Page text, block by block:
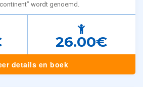
wordt genoemd.
26.00€
details en boek